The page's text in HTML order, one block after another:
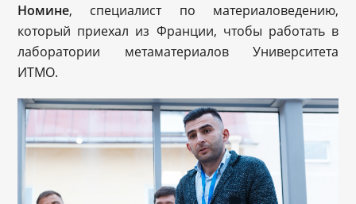
Номине, специалист по материаловедению,
который приехал из Франции, чтобы работать в
лаборатории метаматериалов Университета
ИТМО.